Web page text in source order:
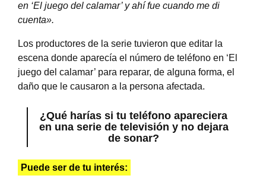
en ‘El juego del calamar’ y ahí fue cuando me di
cuenta».
Los productores de la serie tuvieron que editar la
escena donde aparecía el número de teléfono en ‘El
juego del calamar’ para reparar, de alguna forma, el
daño que le causaron a la persona afectada.
¿Qué harías si tu teléfono apareciera
en una serie de televisión y no dejara
de sonar?
Puede ser de tu interés: